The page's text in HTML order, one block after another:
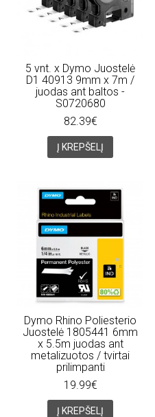
5 vnt. x Dymo Juostelė
D1 40913 9mm x 7m /
juodas ant baltos -
S0720680
82.39€
Į KREPŠELĮ
Dymo Rhino Poliesterio
Juostelė 1805441 6mm
x 5.5m juodas ant
metalizuotos / tvirtai
prilimpanti
19.99€
Į KREPŠELĮ